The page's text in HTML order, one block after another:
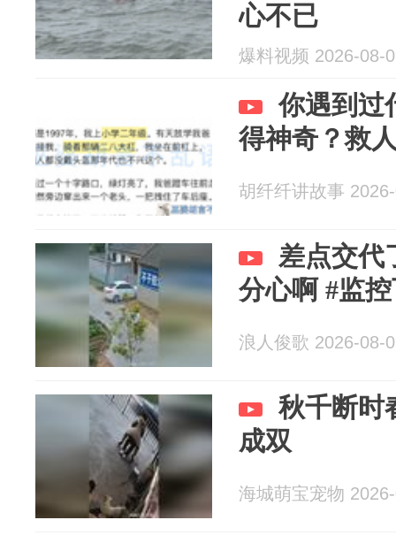
心不已
爆料视频 2026-08-
你遇到过
得神奇？救
胡纤纤讲故事
差点交代
分心啊 #监
浪人俊歌 2026-08-
秋千断时
成双
海城萌宝宠物